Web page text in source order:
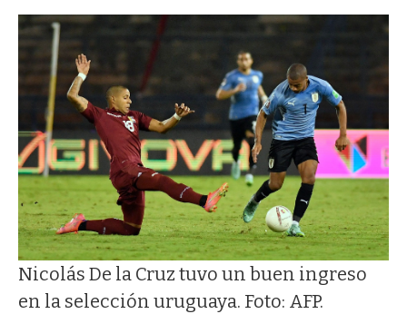
Nicolás De la Cruz tuvo un buen ingreso
en la selección uruguaya. Foto: AFP.